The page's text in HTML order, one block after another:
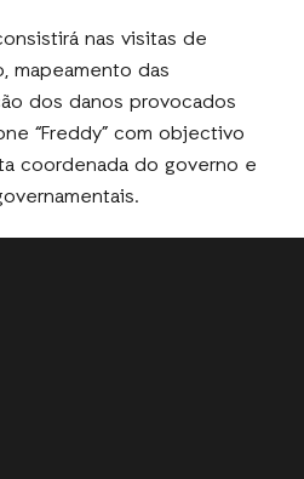
nas visitas de
mapeamento das
dos danos provocados
“Freddy” com objectivo
coordenada do governo e